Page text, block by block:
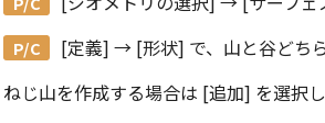
[定義] → [形状] で、山と谷どち
ねじ山を作成する場合は [追加] を選択し